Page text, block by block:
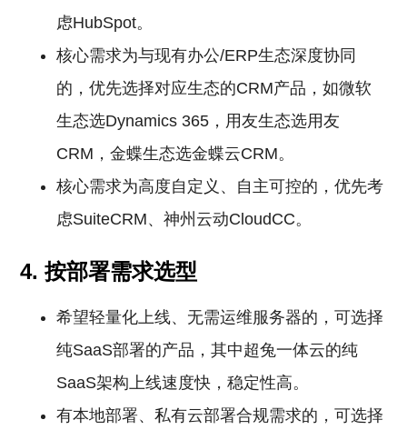
虑HubSpot。
核心需求为与现有办公/ERP生态深度协同
的，优先选择对应生态的CRM产品，如微软
生态选Dynamics 365，用友生态选用友
CRM，金蝶生态选金蝶云CRM。
核心需求为高度自定义、自主可控的，优先考
虑SuiteCRM、神州云动CloudCC。
4. 按部署需求选型
希望轻量化上线、无需运维服务器的，可选择
纯SaaS部署的产品，其中超兔一体云的纯
SaaS架构上线速度快，稳定性高。
有本地部署、私有云部署合规需求的，可选择